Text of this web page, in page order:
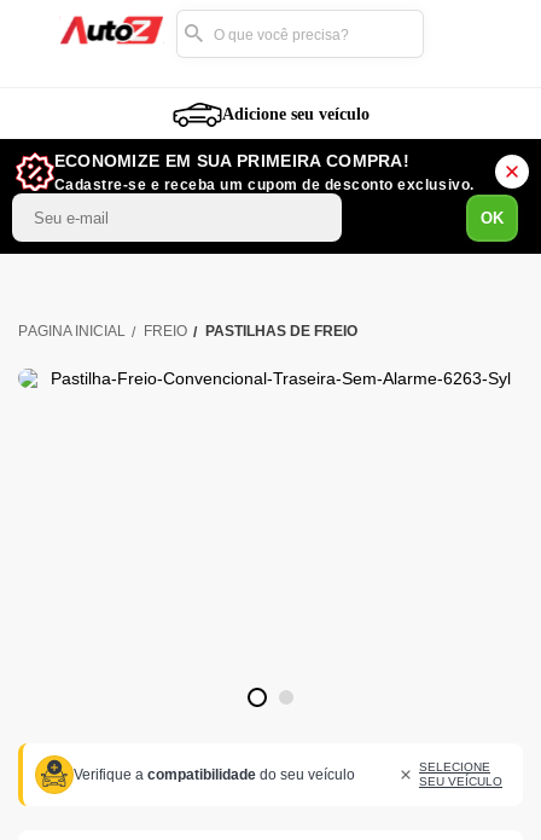
Adicione seu veículo
ECONOMIZE EM SUA PRIMEIRA COMPRA!
Cadastre-se e receba um cupom de desconto exclusivo.
OK
FREIO PASTILHAS DE FREIO
1 2
Verifique a compatibilidade do seu veículo
SELECIONE
SEU VEÍCULO